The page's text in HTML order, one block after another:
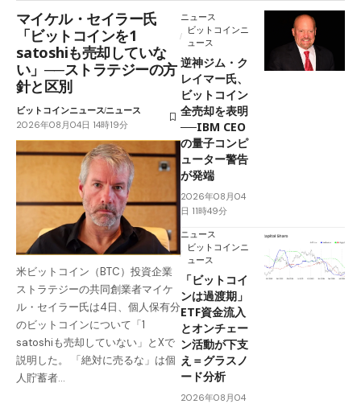
マイケル・セイラー氏
「ビットコインを1
satoshiも売却していな
い」──ストラテジーの方
針と区別
ビットコインニュースニュース
2026年08月04日 14時19分
米ビットコイン（BTC）投資企業
ストラテジーの共同創業者マイケ
ル・セイラー氏は4日、個人保有分
のビットコインについて「1
satoshiも売却していない」とXで
説明した。 「絶対に売るな」は個
人貯蓄者…
ニュース
ビットコインニ
ュース
逆神ジム・ク
レイマー氏、
ビットコイン
全売却を表明
──IBM CEO
の量子コンピ
ューター警告
が発端
2026年08月04
日 11時49分
ニュース
ビットコインニ
ュース
「ビットコイ
ンは過渡期」
ETF資金流入
とオンチェー
ン活動が下支
え＝グラスノ
ード分析
2026年08月04